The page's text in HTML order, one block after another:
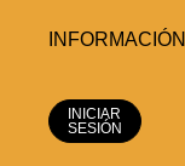
INFORMACIÓN
INICIAR
SESIÓN